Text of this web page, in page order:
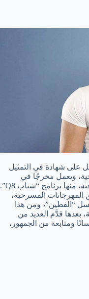
على شهادة في التمثيل
ويعمل مخرجًا في
تلفزيون الكويت، وأخرج عددًا من البرامج فيه، منها برنامج “شباب Q8”.
المهرجانات المسرحية،
في مسلسل “الفطين”، ومن هذا
بعدها قدَّم العديد من
ومتابعة من الجمهور،